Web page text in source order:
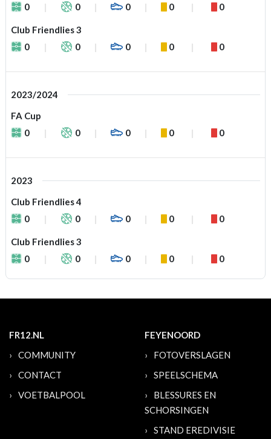
0
0 0 0 0
Club Friendlies 3
0
0 0 0 0
2023/2024
FA Cup
0
0 0 0 0
2023
Club Friendlies 4
0
0 0 0 0
Club Friendlies 3
0
0 0 0 0
FR12.NL
COMMUNITY
CONTACT
VOETBALPOOL
FEYENOORD
FOTOVERSLAGEN
SPEELSCHEMA
BLESSURES EN
SCHORSINGEN
STAND EREDIVISIE